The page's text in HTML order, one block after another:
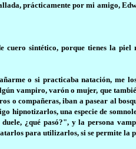
prácticamente por mi amigo,
cuero sintético, porque tienes la
o si practicaba natación, me
vampiro, varón o mujer, que
o compañeras, iban a pasear al
hipnotizarlos, una especie de
¿qué pasó?", y la persona
para utilizarlos, si se permite la